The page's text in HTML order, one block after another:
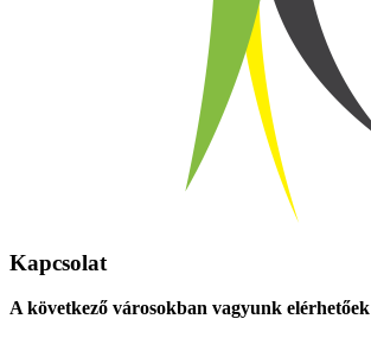
Kapcsolat
A következő városokban vagyunk elérhetőek